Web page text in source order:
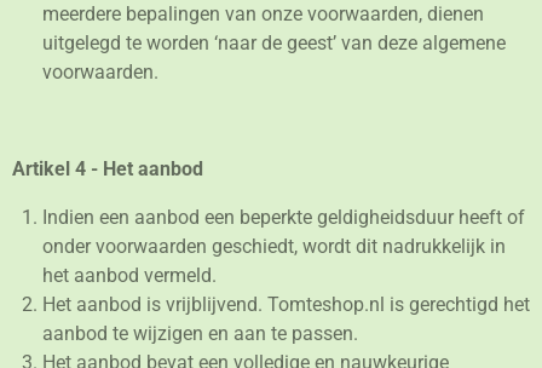
meerdere bepalingen van onze voorwaarden, dienen
uitgelegd te worden ‘naar de geest’ van deze algemene
voorwaarden.
Artikel 4 - Het aanbod
Indien een aanbod een beperkte geldigheidsduur heeft of
onder voorwaarden geschiedt, wordt dit nadrukkelijk in
het aanbod vermeld.
Het aanbod is vrijblijvend. Tomteshop.nl is gerechtigd het
aanbod te wijzigen en aan te passen.
Het aanbod bevat een volledige en nauwkeurige